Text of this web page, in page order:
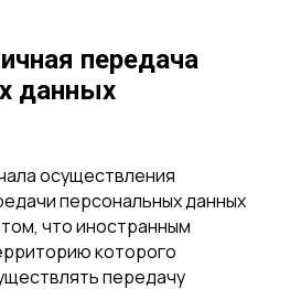
передача
данных
осуществления
персональных данных
что иностранным
которого
передачу